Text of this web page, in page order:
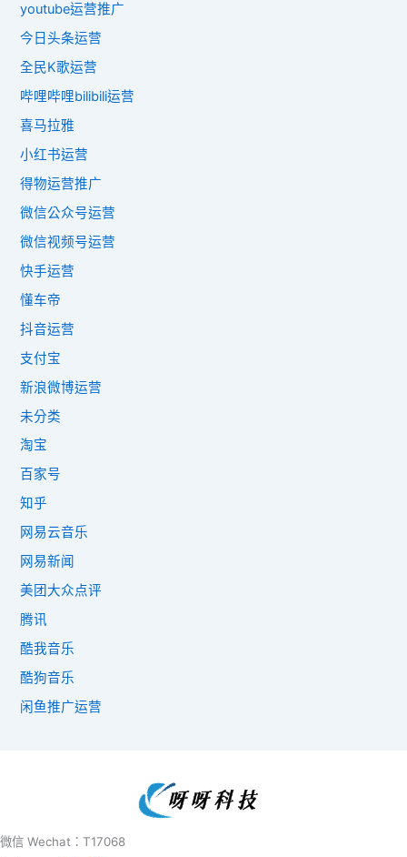
youtube运营推广
今日头条运营
全民K歌运营
哔哩哔哩bilibili运营
喜马拉雅
小红书运营
得物运营推广
微信公众号运营
微信视频号运营
快手运营
懂车帝
抖音运营
支付宝
新浪微博运营
未分类
淘宝
百家号
知乎
网易云音乐
网易新闻
美团大众点评
腾讯
酷我音乐
酷狗音乐
闲鱼推广运营
微信 Wechat：T17068